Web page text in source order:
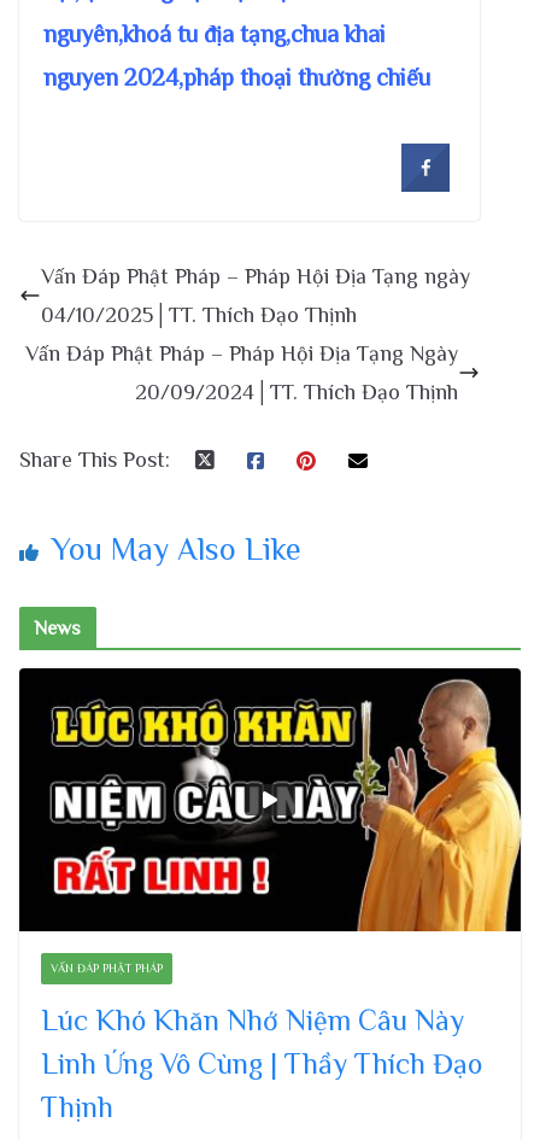
nguyên,khoá tu địa tạng,chua khai
nguyen 2024,pháp thoại thường chiếu
Vấn Đáp Phật Pháp – Pháp Hội Địa Tạng ngày
04/10/2025│TT. Thích Đạo Thịnh
Vấn Đáp Phật Pháp – Pháp Hội Địa Tạng Ngày
20/09/2024│TT. Thích Đạo Thịnh
Share This Post:
You May Also Like
News
VẤN ĐÁP PHẬT PHÁP
Lúc Khó Khăn Nhớ Niệm Câu Này
Linh Ứng Vô Cùng | Thầy Thích Đạo
Thịnh